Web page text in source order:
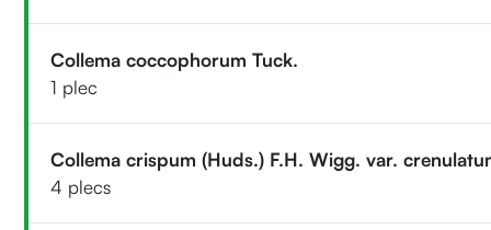
Collema coccophorum Tuck.
1 plec
Collema crispum (Huds.) F.H. Wigg. var.
4 plecs